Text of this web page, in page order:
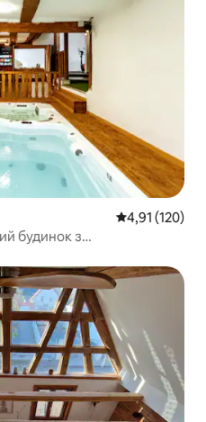
Середня
4,91 (120)
будинок з